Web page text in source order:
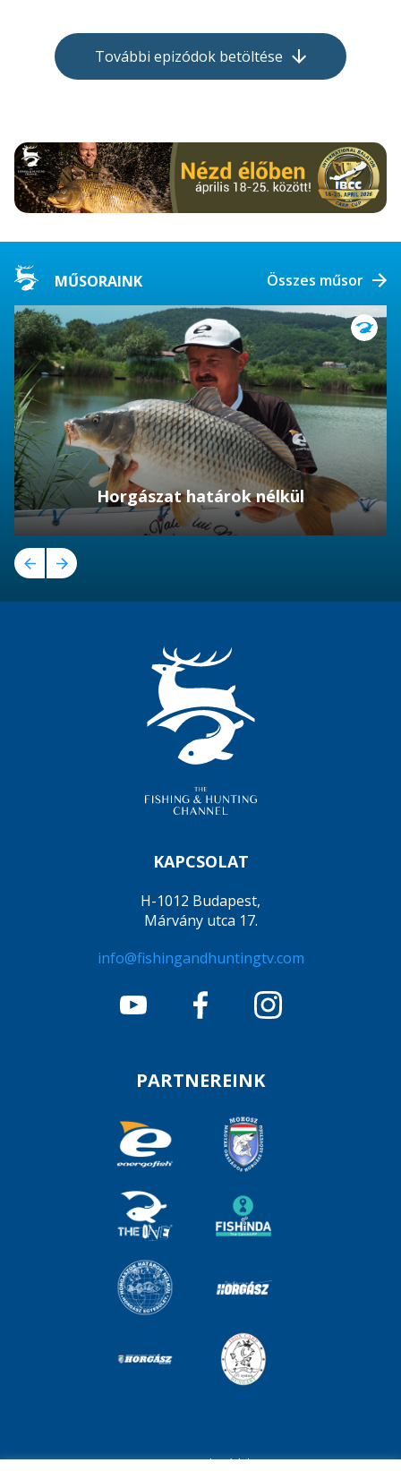
További epizódok betöltése
MŰSORAINK Összes műsor
Horgászat határok nélkül
KAPCSOLAT
H-1012 Budapest,
Márvány utca 17.
info@fishingandhuntingtv.com
PARTNEREINK
Impresszum Adatvédelem